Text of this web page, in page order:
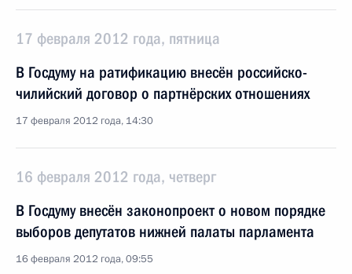
17 февраля 2012 года, пятница
В Госдуму на ратификацию внесён российско-
чилийский договор о партнёрских отношениях
17 февраля 2012 года, 14:30
16 февраля 2012 года, четверг
В Госдуму внесён законопроект о новом порядке
выборов депутатов нижней палаты парламента
16 февраля 2012 года, 09:55